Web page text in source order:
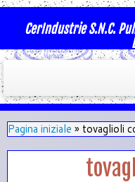
CerIndustrie S.N.C.
Pagina iniziale » tovaglioli